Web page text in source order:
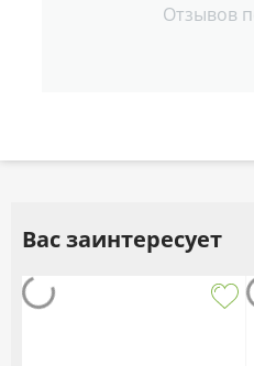
Отзывов
Вас заинтересует